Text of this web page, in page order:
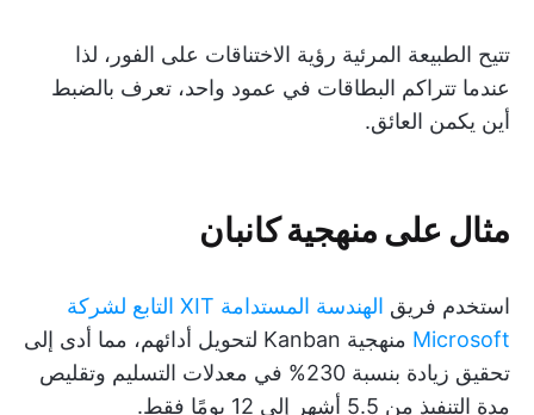
تتيح الطبيعة المرئية رؤية الاختناقات على الفور، لذا
عندما تتراكم البطاقات في عمود واحد، تعرف بالضبط
أين يكمن العائق.
مثال على منهجية كانبان
استخدم فريق
الهندسة المستدامة XIT التابع لشركة
Microsoft
منهجية Kanban لتحويل أدائهم، مما أدى إلى
تحقيق زيادة بنسبة 230% في معدلات التسليم وتقليص
مدة التنفيذ من 5.5 أشهر إلى 12 يومًا فقط.